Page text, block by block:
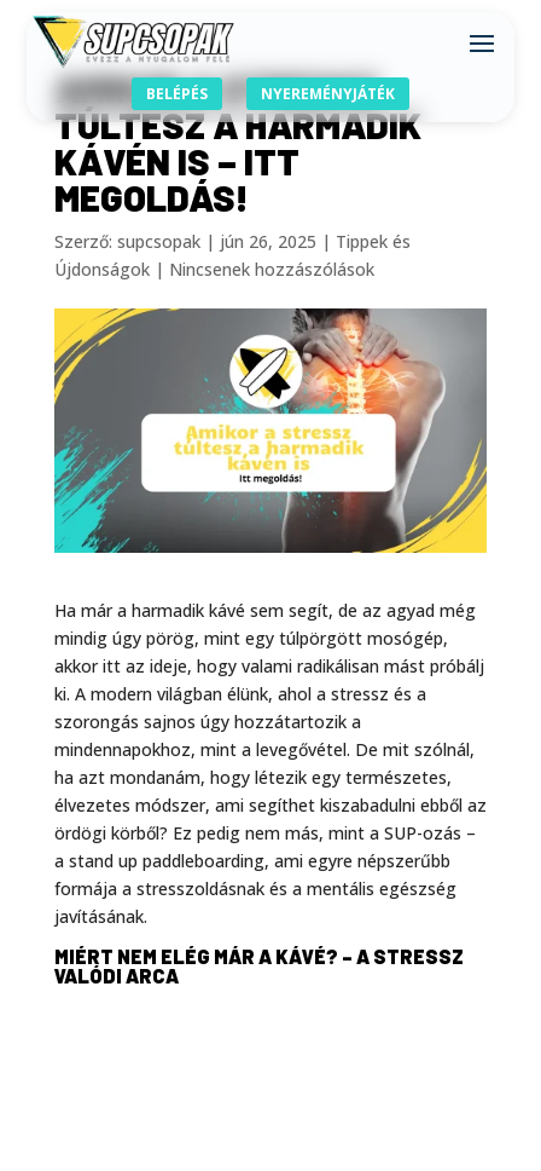
BELÉPÉS NYEREMÉNYJÁTÉK
AMIKOR A STRESSZ
TÚLTESZ A HARMADIK
KÁVÉN IS – ITT
MEGOLDÁS!
Szerző: supcsopak| jún 26, 2025 | Tippek és
Újdonságok| Nincsenek hozzászólások
Ha már a harmadik kávé sem segít, de az agyad még
mindig úgy pörög, mint egy túlpörgött mosógép,
akkor itt az ideje, hogy valami radikálisan mást próbálj
ki. A modern világban élünk, ahol a stressz és a
szorongás sajnos úgy hozzátartozik a
mindennapokhoz, mint a levegővétel. De mit szólnál,
ha azt mondanám, hogy létezik egy természetes,
élvezetes módszer, ami segíthet kiszabadulni ebből az
ördögi körből? Ez pedig nem más, mint a SUP-ozás –
a stand up paddleboarding, ami egyre népszerűbb
formája a stresszoldásnak és a mentális egészség
javításának.
MIÉRT NEM ELÉG MÁR A KÁVÉ? – A STRESSZ
VALÓDI ARCA